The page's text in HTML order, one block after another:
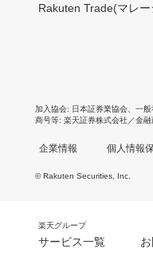
Rakuten Trade(マレー
加入協会 日本証券業協会 一般
商号等 楽天証券株式会社／金
企業情報 個人情報
© Rakuten Securities, Inc.
楽天グループ
サービス一覧